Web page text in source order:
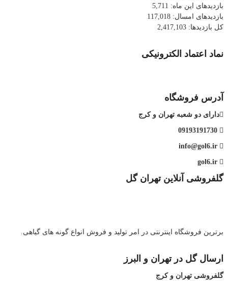
بازدیدهای این ماه: 5,711
بازدیدهای امسال: 117,018
کل بازدیدها: 2,417,103
نماد اعتماد الکترونیکی
آدرس فروشگاه
دارای دو شعبه تهران و کرج
گلفروشی آنلاین تهران گل
برترین فروشگاه اینترنتی در امر تولید و فروش انواع گونه های گیاهی.
ارسال گل در تهران و البرز
گلفروشی تهران و کرج